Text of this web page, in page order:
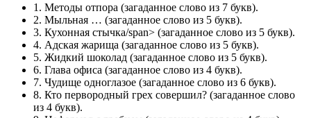
1. Методы отпора (загаданное слово из 7 букв).
2. Мыльная … (загаданное слово из 5 букв).
3. Кухонная стычка/span> (загаданное слово из 5 букв).
4. Адская жарища (загаданное слово из 5 букв).
5. Жидкий шоколад (загаданное слово из 5 букв).
6. Глава офиса (загаданное слово из 4 букв).
7. Чудище одноглазое (загаданное слово из 6 букв).
8. Кто первородный грех совершил? (загаданное слово
из 4 букв).